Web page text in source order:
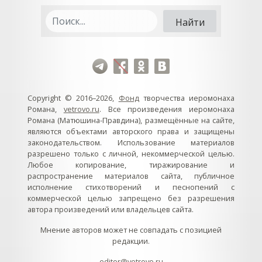
Copyright © 2016–2026, Фондтворчества иеромонаха
Романа, vetrovo.ru. Все произведения иеромонаха
Романа (Матюшина-Правдина), размещённые на сайте,
являются объектами авторского права и защищены
законодательством. Использование материалов
разрешено только с личной, некоммерческой целью.
Любое копирование, тиражирование и
распространение материалов сайта, публичное
исполнение стихотворений и песнопений с
коммерческой целью запрещено без разрешения
автора произведений или владельцев сайта.
Мнение авторов может не совпадать с позицией
редакции.